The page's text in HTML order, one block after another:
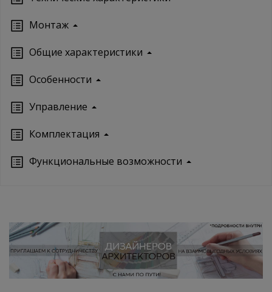
Монтаж
Oбщие характеристики
Особенности
Управление
Кoмплектация
Функциональные возможности